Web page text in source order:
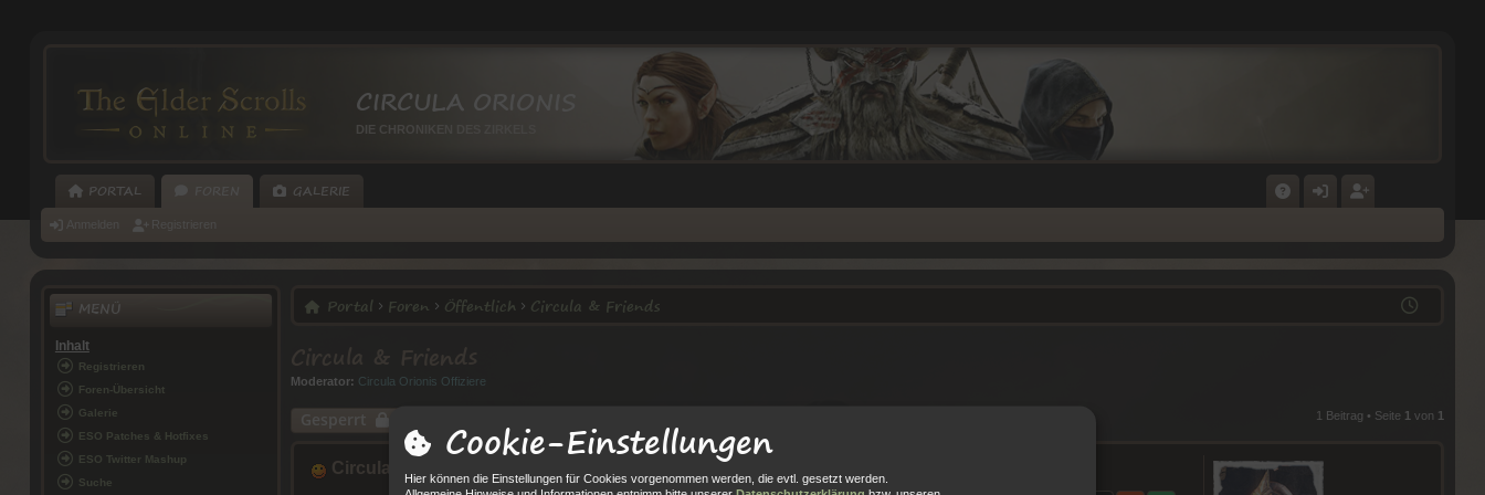
CIRCULA ORIONIS
DIE CHRONIKEN DES ZIRKELS
PORTAL
GALERIE
A
M
N
E
Anmelden Registrieren
Portal Foren Öffentlich Circula & Friends
Moderator: Circula Orionis Offiziere
Gesperrt 1 Beitrag • Seite 1 von 1
Circula & Friends
MENÜ
Inhalt
Registrieren
Foren-Übersicht
Galerie
ESO Patches & Hotfixes
ESO Twitter Mashup
Suche
Cookie-Einstellungen
Hier können die Einstellungen für Cookies vorgenommen werden, die evtl. gesetzt werden.